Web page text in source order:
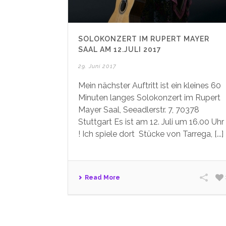
SOLOKONZERT IM RUPERT MAYER
SAAL AM 12.JULI 2017
29. Juni 2017
Mein nächster Auftritt ist ein kleines 60
Minuten langes Solokonzert im Rupert
Mayer Saal, Seeadlerstr. 7, 70378
Stuttgart Es ist am 12. Juli um 16.00 Uhr
! Ich spiele dort Stücke von Tarrega, [...]
Read More